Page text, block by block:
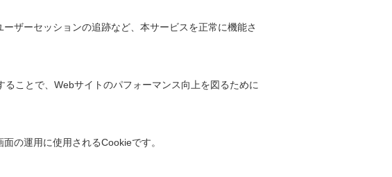
ザーセッションの追跡など、本サービスを正常に機能さ
ことで、Webサイトのパフォーマンス向上を図るために
の運用に使用されるCookieです。